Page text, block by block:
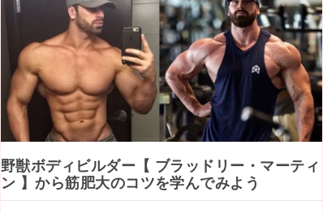
野獣ボディビルダー【 ブラッドリー・マーティ
ン 】から筋肥大のコツを学んでみよう